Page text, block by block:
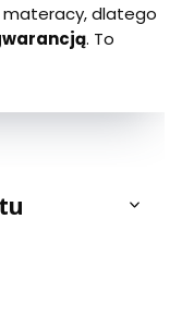
materacy, dlatego
. To